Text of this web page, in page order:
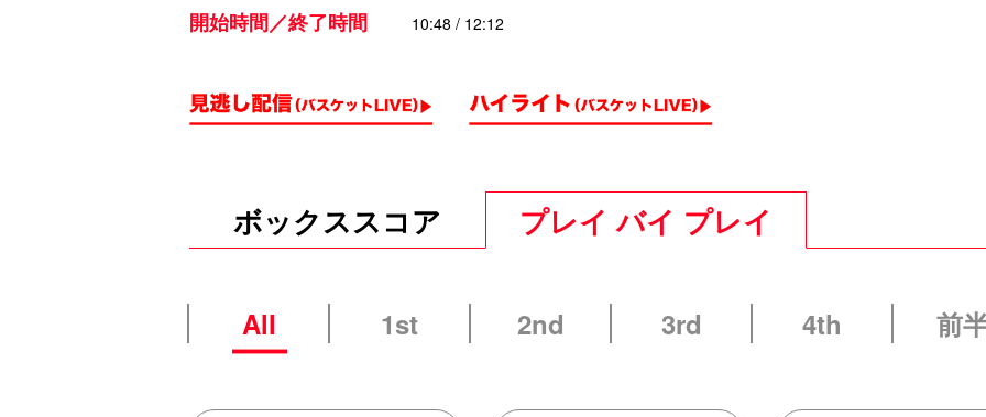
開始時間／終了時間 10:48 / 12:12
ボックススコア プレイ バイ プレイ
All 1st 2nd 3rd 4th 前